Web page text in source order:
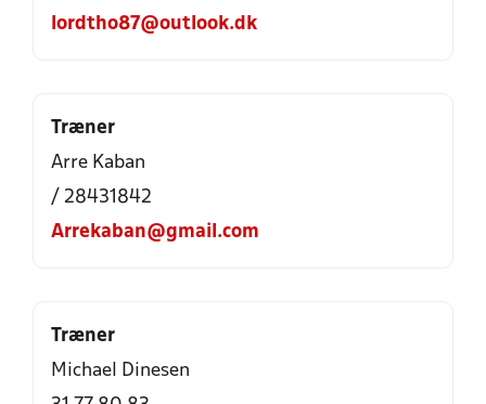
lordtho87@outlook.dk
Træner
Arre Kaban
/ 28431842
Arrekaban@gmail.com
Træner
Michael Dinesen